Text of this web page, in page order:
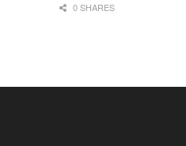
0 SHARES